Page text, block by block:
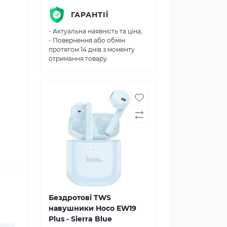
ГАРАНТІЇ
- Актуальна наявність та ціна;
- Повернення або обмін
протягом 14 днів з моменту
отримання товару.
Бездротові TWS
навушники Hoco EW19
Plus - Sierra Blue